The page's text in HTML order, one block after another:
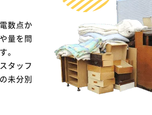
数点か
量を問
。
タッフ
未分別